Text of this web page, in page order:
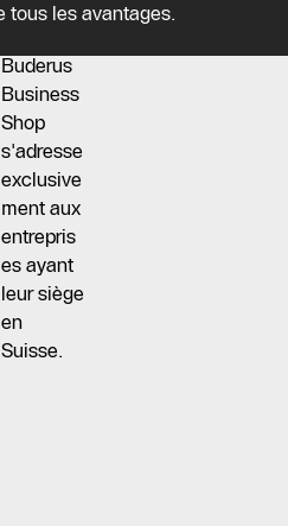
tous les avantages.
Buderus
Business
Shop
s'adresse
exclusive
ment aux
entrepris
es ayant
leur siège
en
Suisse.